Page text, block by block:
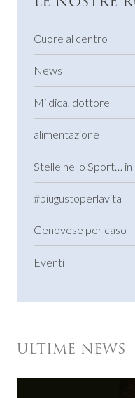
Cuore al centro
News
Mi dica, dottore
alimentazione
Stelle nello Sport…
#piugustoperlavita
Genovese per caso
Eventi
ULTIME NEWS